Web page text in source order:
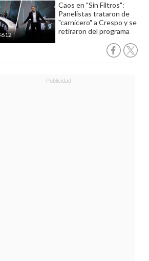
Caos en "Sin Filtros":
Panelistas trataron de
"carnicero" a Crespo y se
retiraron del programa